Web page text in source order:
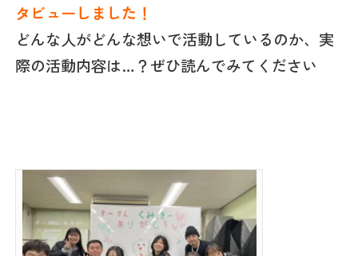
タビューしました！
どんな人がどんな想いで活動しているのか、実
際の活動内容は…？ぜひ読んでみてください